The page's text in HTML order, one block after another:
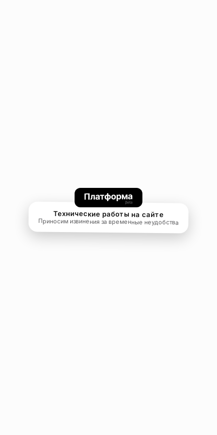
Технические работы на сайте
Приносим извинения за временные неудобства